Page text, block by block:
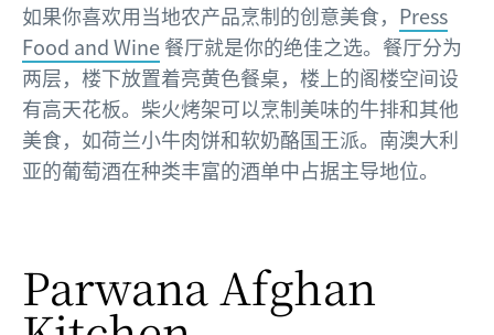
如果你喜欢用当地农产品烹制的创意美食， Press
Food and Wine餐厅就是你的绝佳之选。餐厅分为
两层，楼下放置着亮黄色餐桌，楼上的阁楼空间设
有高天花板。柴火烤架可以烹制美味的牛排和其他
美食，如荷兰小牛肉饼和软奶酪国王派。南澳大利
亚的葡萄酒在种类丰富的酒单中占据主导地位。
Parwana Afghan